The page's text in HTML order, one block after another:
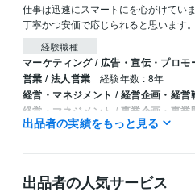
仕事は迅速にスマートにを心がけていま
丁寧かつ安価で応じられると思います。
経験職種
マーケティング / 広告・宣伝・プロモ
営業 / 法人営業 経験年数 : 8年
経営・マネジメント / 経営企画・経営
経営・マネジメント / 事業企画・事業
事務・ビジネスサポート / 事務（一般
職歴
株式会社共佑
有限会社井村興産 2013年3月 ~ 2016
出品者の実績をもっと見る
出品者の人気サービス